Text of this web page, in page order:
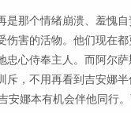
那个情绪崩溃、羞愧
害的活物。他们现在
忠心侍奉主人。而阿尔
斥，不用再看到吉安娜
娜本有机会伴他同行